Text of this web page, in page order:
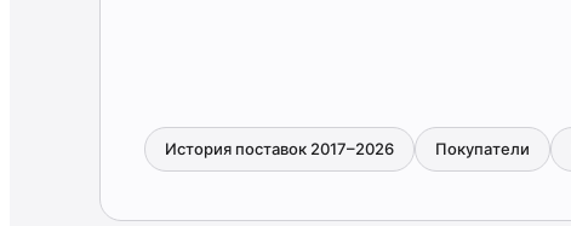
История поставок 2017–2026 Покупатели